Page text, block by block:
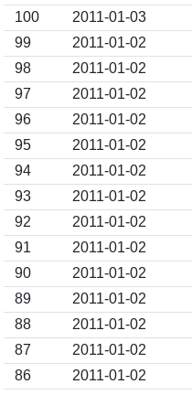
100
2011-01-03
99
2011-01-02
98
2011-01-02
97
2011-01-02
96
2011-01-02
95
2011-01-02
94
2011-01-02
93
2011-01-02
92
2011-01-02
91
2011-01-02
90
2011-01-02
89
2011-01-02
88
2011-01-02
87
2011-01-02
86
2011-01-02